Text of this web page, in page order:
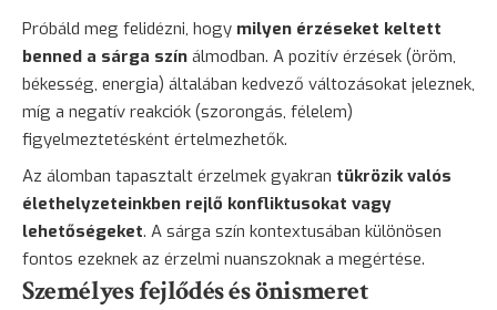
Próbáld meg felidézni, hogy milyen érzéseket keltett
benned a sárga szín álmodban. A pozitív érzések (öröm,
békesség, energia) általában kedvező változásokat jeleznek,
míg a negatív reakciók (szorongás, félelem)
figyelmeztetésként értelmezhetők.
Az álomban tapasztalt érzelmek gyakran tükrözik valós
élethelyzeteinkben rejlő konfliktusokat vagy
lehetőségeket. A sárga szín kontextusában különösen
fontos ezeknek az érzelmi nuanszoknak a megértése.
Személyes fejlődés és önismeret